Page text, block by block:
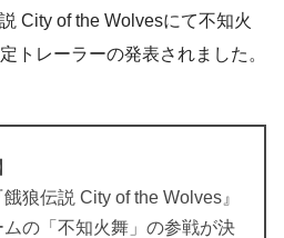
City of the Wolvesにて不知火
トレーラーの発表されました。
狼伝説 City of the Wolves』
の「不知火舞」の参戦が決